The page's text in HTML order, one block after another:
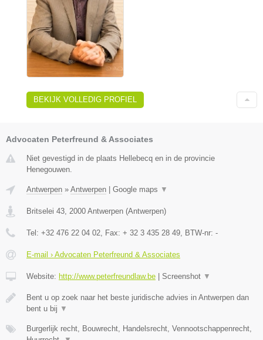
BEKIJK VOLLEDIG PROFIEL
Advocaten Peterfreund & Associates
Niet gevestigd in de plaats Hellebecq en in de provincie
Henegouwen.
Antwerpen » Antwerpen Google maps ▼
Britselei 43 2000 Antwerpen (Antwerpen)
Tel: +32 476 22 04 02 , Fax: + 32 3 435 28 49 , BTW-nr: -
E-mail › Advocaten Peterfreund & Associates
Website: http://www.peterfreundlaw.be Screenshot ▼
Bent u op zoek naar het beste juridische advies in Antwerpen dan
bent u bij ▼
Burgerlijk recht, Bouwrecht, Handelsrecht, Vennootschappenrecht,